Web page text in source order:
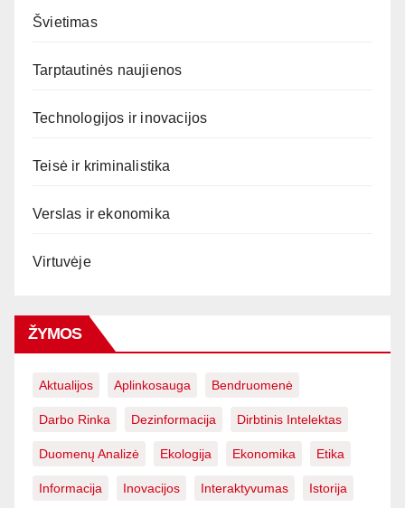
Švietimas
Tarptautinės naujienos
Technologijos ir inovacijos
Teisė ir kriminalistika
Verslas ir ekonomika
Virtuvėje
ŽYMOS
Aktualijos Aplinkosauga Bendruomenė
Darbo Rinka Dezinformacija Dirbtinis Intelektas
Duomenų Analizė Ekologija Ekonomika Etika
Informacija Inovacijos Interaktyvumas Istorija